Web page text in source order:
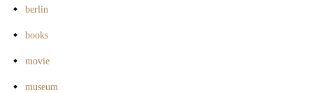
berlin
books
movie
museum